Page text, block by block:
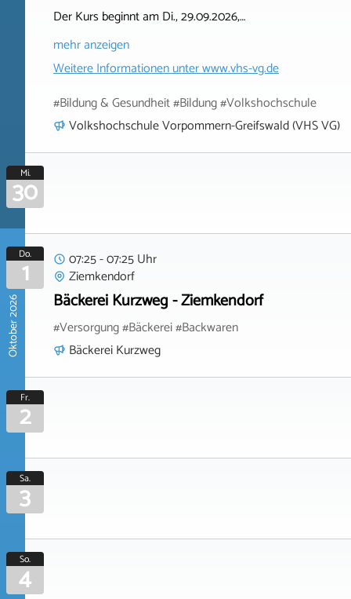
Der Kurs beginnt am Di., 29.09.2026,…
mehr anzeigen
Weitere Informationen unterwww.vhs-vg.de
#Bildung & Gesundheit #Bildung #Volkshochschule
Volkshochschule Vorpommern-Greifswald (VHS VG)
Mi.
30
Oktober 2026
Do.
1
07:25 - 07:25 Uhr
Ziemkendorf
Bäckerei Kurzweg - Ziemkendorf
#Versorgung #Bäckerei #Backwaren
Bäckerei Kurzweg
Fr.
2
Sa.
3
So.
4